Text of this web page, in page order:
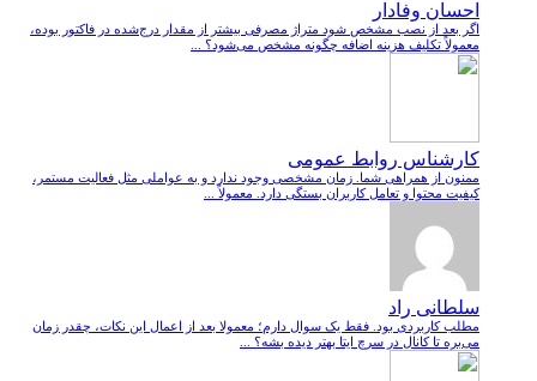
احسان وفادار
اگر بعد از نصب مشخص شود متراژ مصرفی بیشتر از مقدار درج‌شده در فاکتور بوده،
معمولاً تکلیف هزینه اضافه چگونه مشخص می‌شود؟ ...
کارشناس روابط عمومی
ممنون از همراهی شما. زمان مشخصی وجود ندارد و به عواملی مثل فعالیت مستمر،
کیفیت محتوا و تعامل کاربران بستگی دارد. معمولاً ...
سلطانی راد
مطلب کاربردی بود. فقط یک سوال دارم؛ معمولا بعد از اعمال این نکات، چقدر زمان
می‌بره تا کانال در سرچ ایتا بهتر دیده بشه؟ ...